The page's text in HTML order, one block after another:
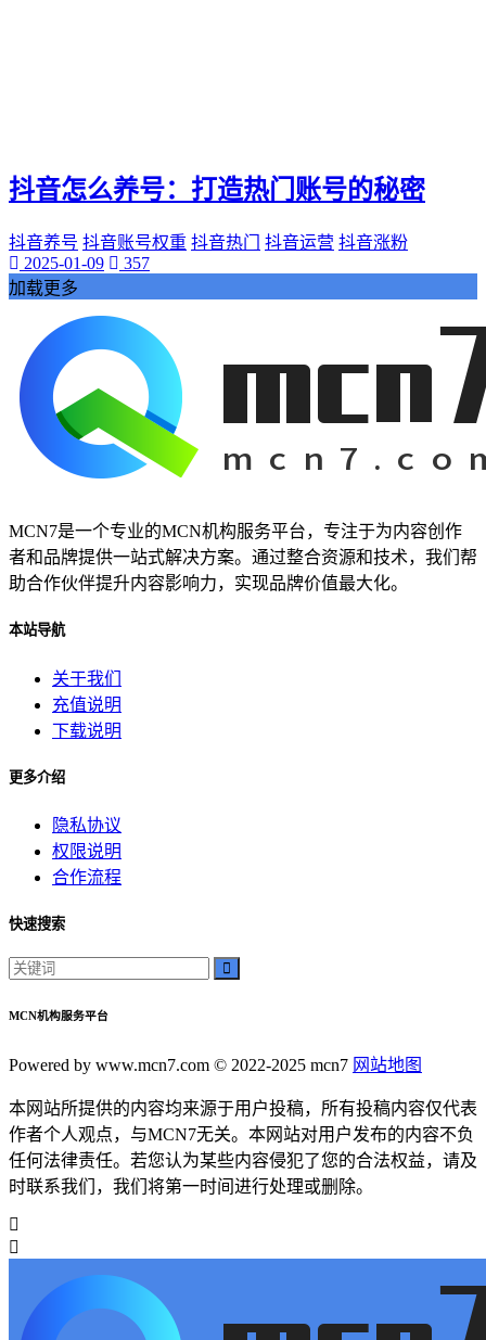
抖音怎么养号：打造热门账号的秘密
抖音养号 抖音账号权重 抖音热门 抖音运营 抖音涨粉
2025-01-09
357
加载更多
MCN7是一个专业的MCN机构服务平台，专注于为内容创作
者和品牌提供一站式解决方案。通过整合资源和技术，我们帮
助合作伙伴提升内容影响力，实现品牌价值最大化。
本站导航
关于我们
充值说明
下载说明
更多介绍
隐私协议
权限说明
合作流程
快速搜索
MCN机构服务平台
Powered by www.mcn7.com © 2022-2025 mcn7 网站地图
本网站所提供的内容均来源于用户投稿，所有投稿内容仅代表
作者个人观点，与MCN7无关。本网站对用户发布的内容不负
任何法律责任。若您认为某些内容侵犯了您的合法权益，请及
时联系我们，我们将第一时间进行处理或删除。